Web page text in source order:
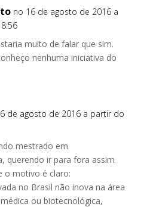
no 16 de agosto de 2016 a
muito de falar que sim.
nenhuma iniciativa do
de agosto de 2016 a partir do
mestrado em
querendo ir para fora assim
o motivo é claro:
no Brasil não inova na área
ou biotecnológica,